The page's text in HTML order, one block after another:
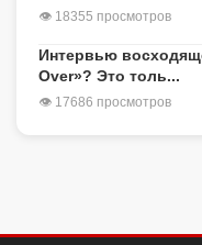
👁 18355 просмотров
Интервью
Over»? Это толь...
👁 17686 просмотров